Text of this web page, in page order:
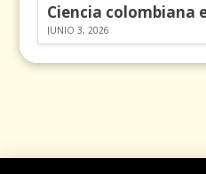
JUNIO 3, 2026